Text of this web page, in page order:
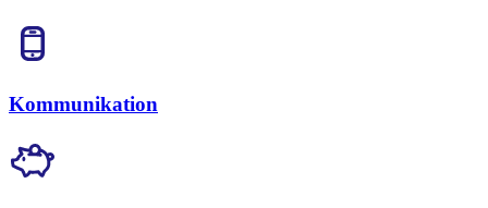
Kommunikation